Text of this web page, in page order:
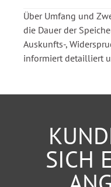
Fachkräfte
Digitale
Administration
Preboarding,
Recruiting-
Über Umfang und
die Dauer der
Auskunfts-,
informiert detailliert
SICH